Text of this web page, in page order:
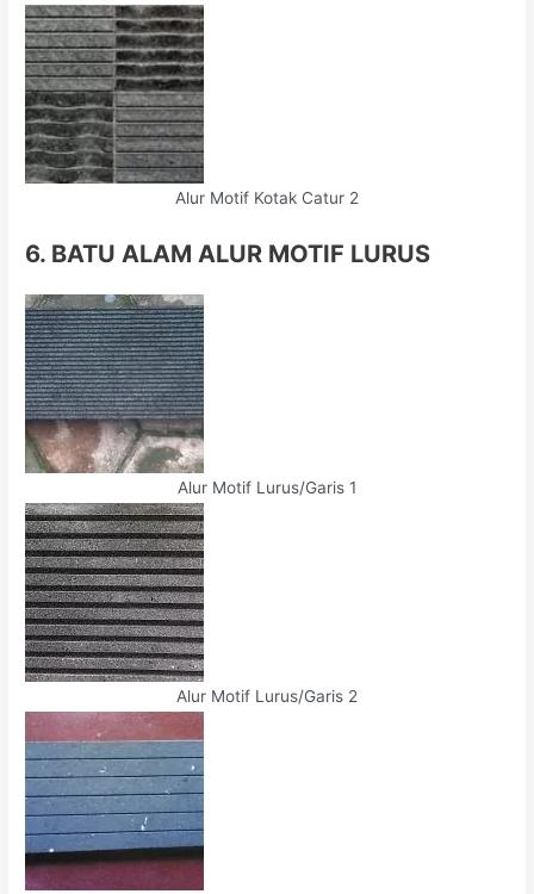
Alur Motif Kotak Catur 2
6. BATU ALAM ALUR MOTIF LURUS
Alur Motif Lurus/Garis 1
Alur Motif Lurus/Garis 2